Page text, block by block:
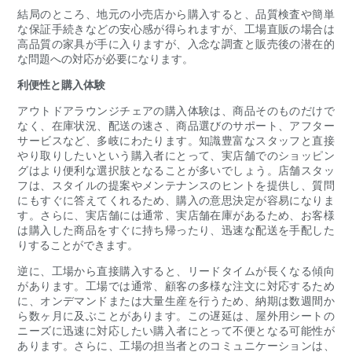
結局のところ、地元の小売店から購入すると、品質検査や簡単
な保証手続きなどの安心感が得られますが、工場直販の場合は
高品質の家具が手に入りますが、入念な調査と販売後の潜在的
な問題への対応が必要になります。
利便性と購入体験
アウトドアラウンジチェアの購入体験は、商品そのものだけで
なく、在庫状況、配送の速さ、商品選びのサポート、アフター
サービスなど、多岐にわたります。知識豊富なスタッフと直接
やり取りしたいという購入者にとって、実店舗でのショッピン
グはより便利な選択肢となることが多いでしょう。店舗スタッ
フは、スタイルの提案やメンテナンスのヒントを提供し、質問
にもすぐに答えてくれるため、購入の意思決定が容易になりま
す。さらに、実店舗には通常、実店舗在庫があるため、お客様
は購入した商品をすぐに持ち帰ったり、迅速な配送を手配した
りすることができます。
逆に、工場から直接購入すると、リードタイムが長くなる傾向
があります。工場では通常、顧客の多様な注文に対応するため
に、オンデマンドまたは大量生産を行うため、納期は数週間か
ら数ヶ月に及ぶことがあります。この遅延は、屋外用シートの
ニーズに迅速に対応したい購入者にとって不便となる可能性が
あります。さらに、工場の担当者とのコミュニケーションは、